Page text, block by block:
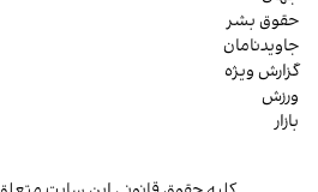
حقوق بشر
جاویدنامان
گزارش ویژه
ورزش
بازار